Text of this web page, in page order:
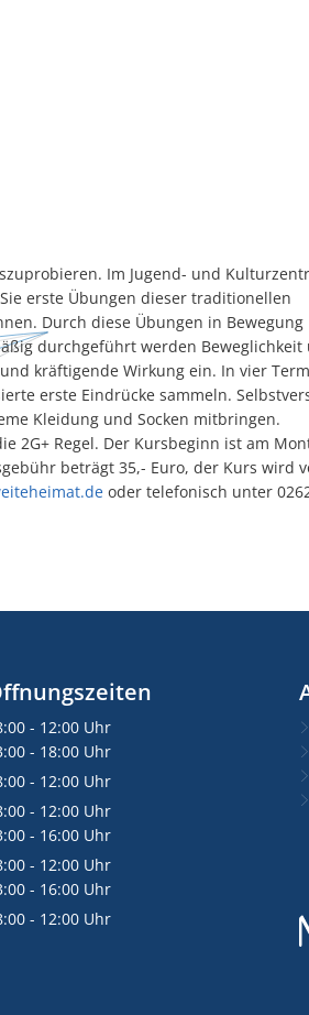
Im Jugend- und
erste Übungen dieser traditionellen
Durch diese Übungen in
durchgeführt werden
kräftigende Wirkung ein. In vier
erste Eindrücke sammeln.
Kleidung und Socken mitbringen.
2G+ Regel. Der Kursbeginn ist am
beträgt 35,- Euro, der Kurs wird
oder telefonisch unter
- 12:00 Uhr
08:00 bis 12:00 Uhr
- 18:00 Uhr
13:00 bis 18:00 Uhr
- 12:00 Uhr
08:00 bis 12:00 Uhr
- 12:00 Uhr
08:00 bis 12:00 Uhr
- 16:00 Uhr
13:00 bis 16:00 Uhr
- 12:00 Uhr
08:00 bis 12:00 Uhr
- 16:00 Uhr
13:00 bis 16:00 Uhr
- 12:00 Uhr